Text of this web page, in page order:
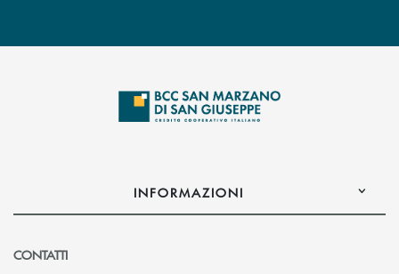
INFORMAZIONI
CONTATTI